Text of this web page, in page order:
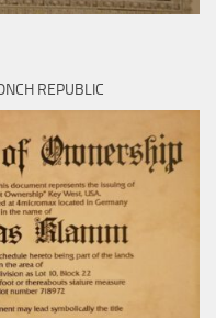
REPUBLIC